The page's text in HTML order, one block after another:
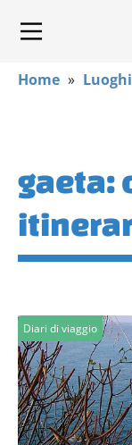
Home » Luoghi
gaeta:
Diari di viaggio